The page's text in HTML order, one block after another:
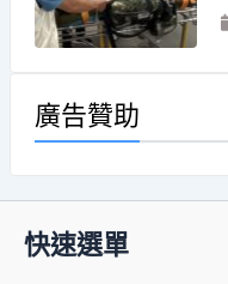
廣告贊助
快速選單